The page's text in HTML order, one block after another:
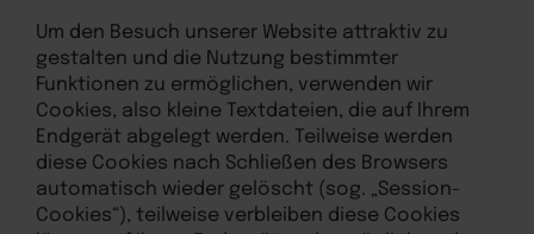
Um den Besuch unserer Website attraktiv zu
gestalten und die Nutzung bestimmter
Funktionen zu ermöglichen, verwenden wir
Cookies, also kleine Textdateien, die auf Ihrem
Endgerät abgelegt werden. Teilweise werden
diese Cookies nach Schließen des Browsers
automatisch wieder gelöscht (sog. „Session-
Cookies“), teilweise verbleiben diese Cookies